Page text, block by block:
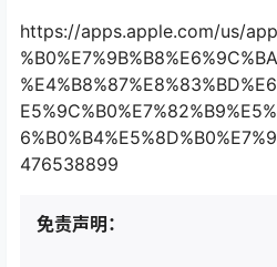
https://apps.apple.com/us/
476538899
免责声明：